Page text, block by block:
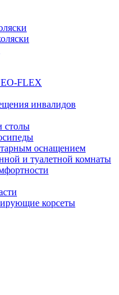
FLEX
инвалидов
столы
оснащением
и туалетной комнаты
корсеты